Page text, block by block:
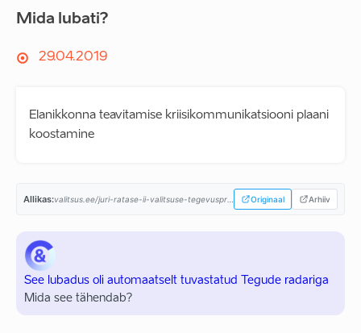
Mida lubati?
29.04.2019
Elanikkonna teavitamise kriisikommunikatsiooni plaani
koostamine
Allikas: Originaal Arhiiv
See lubadus oli automaatselt tuvastatud Tegude radariga
Mida see tähendab?